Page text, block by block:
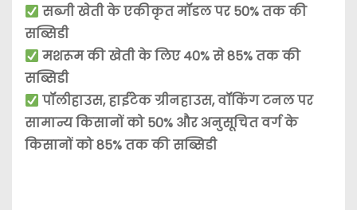
सब्जी खेती के एकीकृत मॉडल पर 50% तक की
सब्सिडी
मशरूम की खेती के लिए 40% से 85% तक की
सब्सिडी
पॉलीहाउस, हाईटेक ग्रीनहाउस, वॉकिंग टनल पर
सामान्य किसानों को 50% और अनुसूचित वर्ग के
किसानों को 85% तक की सब्सिडी